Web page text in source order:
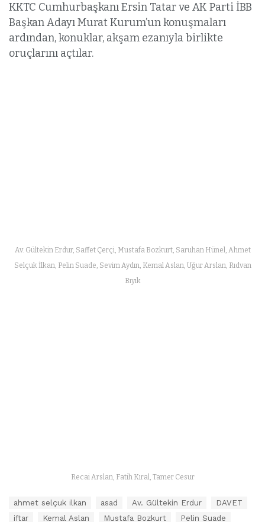
KKTC Cumhurbaşkanı Ersin Tatar ve AK Parti İBB
Başkan Adayı Murat Kurum’un konuşmaları
ardından, konuklar, akşam ezanıyla birlikte
oruçlarını açtılar.
Av. Gültekin Erdur, Saffet Çerçi, Mustafa Bozkurt, Saruhan Hünel, Ahmet
Selçuk İlkan, Pelin Suade, Sevim Aydın, Kemal Aslan, Uğur Arslan, Rıdvan
Bıyık
Recai Arslan, Fatih Kıral, Tamer Cesur
ahmet selçuk ilkan asad Av. Gültekin Erdur
DAVET
iftar
Kemal Aslan Mustafa Bozkurt Pelin Suade